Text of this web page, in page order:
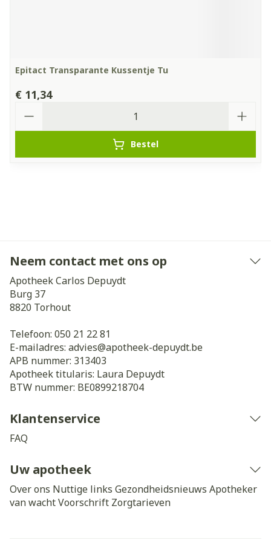
Epitact Transparante Kussentje Tu
€ 11,34
Bestel
Neem contact met ons op
Apotheek Carlos Depuydt
Burg 37
8820 Torhout
Telefoon: 050 21 22 81
E-mailadres: advies@apotheek-depuydt.be
APB nummer: 313403
Apotheek titularis: Laura Depuydt
BTW nummer: BE0899218704
Klantenservice
FAQ
Uw apotheek
Over ons Nuttige links Gezondheidsnieuws Apotheker
van wachtVoorschrift Zorgtarieven